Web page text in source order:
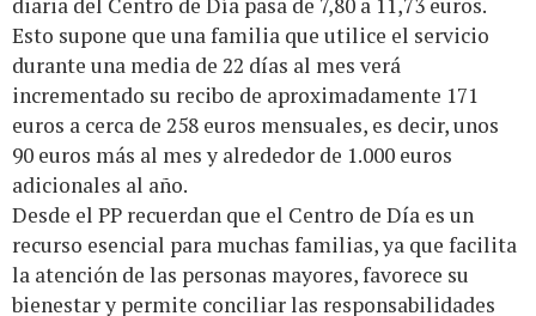
Esto supone que una familia que utilice el servicio
durante una media de 22 días al mes verá
incrementado su recibo de aproximadamente 171
euros a cerca de 258 euros mensuales, es decir, unos
90 euros más al mes y alrededor de 1.000 euros
adicionales al año.
Desde el PP recuerdan que el Centro de Día es un
recurso esencial para muchas familias, ya que facilita
la atención de las personas mayores, favorece su
bienestar y permite conciliar las responsabilidades